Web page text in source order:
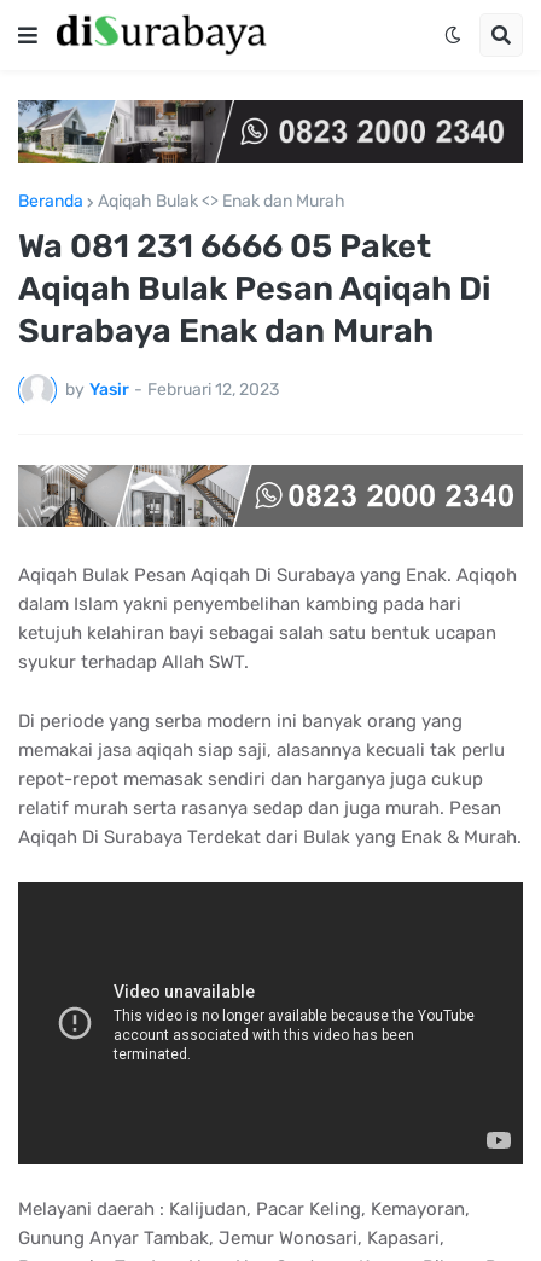
Beranda Aqiqah Bulak <> Enak dan Murah
Wa 081 231 6666 05 Paket
Aqiqah Bulak Pesan Aqiqah Di
Surabaya Enak dan Murah
by Yasir - Februari 12, 2023
Aqiqah Bulak Pesan Aqiqah Di Surabaya yang Enak. Aqiqoh
dalam Islam yakni penyembelihan kambing pada hari
ketujuh kelahiran bayi sebagai salah satu bentuk ucapan
syukur terhadap Allah SWT.
Di periode yang serba modern ini banyak orang yang
memakai jasa aqiqah siap saji, alasannya kecuali tak perlu
repot-repot memasak sendiri dan harganya juga cukup
relatif murah serta rasanya sedap dan juga murah. Pesan
Aqiqah Di Surabaya Terdekat dari Bulak yang Enak & Murah.
Melayani daerah : Kalijudan, Pacar Keling, Kemayoran,
Gunung Anyar Tambak, Jemur Wonosari, Kapasari,